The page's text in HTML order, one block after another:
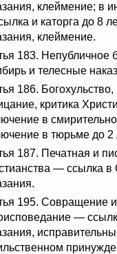
клеймение; в
и каторга до 8
клеймение.
183. Непубличное
и телесные
186.
критика
в
в тюрьме до 2
187. Печатная и
— ссылка в
195. Совращение
—